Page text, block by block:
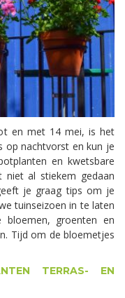
en met 14 mei, is het
op nachtvorst en kun je
en kwetsbare
niet al stiekem gedaan
je graag tips om je
tuinseizoen in te laten
bloemen, groenten en
Tijd om de bloemetjes
TERRAS- EN